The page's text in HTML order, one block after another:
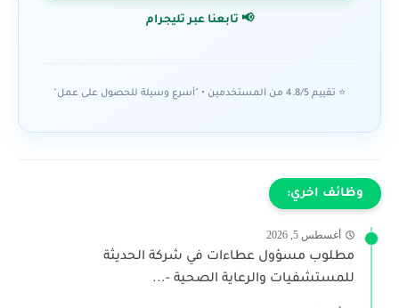
📢 تابعنا عبر تليجرام
⭐ تقييم 4.8/5 من المستخدمين • "أسرع وسيلة للحصول على عمل"
وظائف اخري:
أغسطس 5, 2026
مطلوب مسؤول عطاءات في شركة الحديثة
للمستشفيات والرعاية الصحية -...